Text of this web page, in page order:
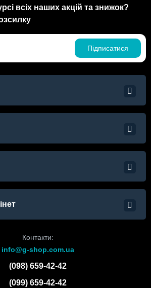
всіх наших акцій та знижок?
Підписатися
Контакти:
info@g-shop.com.ua
(098) 659-42-42
(099) 659-42-42